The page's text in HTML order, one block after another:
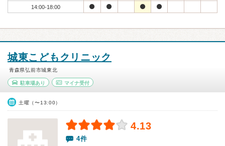
14:00-18:00
城東こどもクリニック
青森県弘前市城東北
駐車場あり マイナ受付
土曜（〜13:00）
4.13
4件